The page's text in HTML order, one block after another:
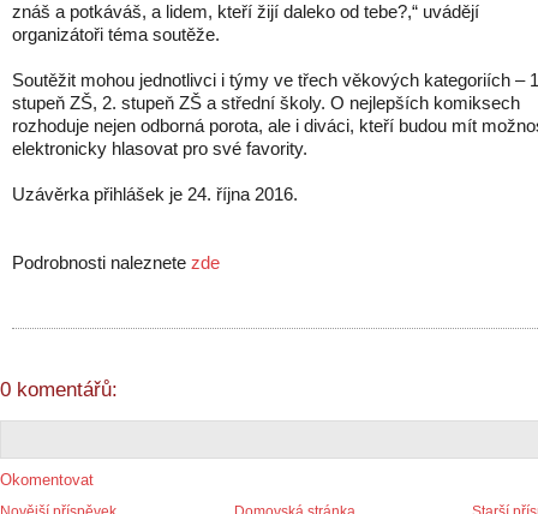
znáš a potkáváš, a lidem, kteří žijí daleko od tebe?,“ uvádějí
organizátoři téma soutěže.
Soutěžit mohou jednotlivci i týmy ve třech věkových kategoriích –
stupeň ZŠ, 2. stupeň ZŠ a střední školy. O nejlepších komiksech
rozhoduje nejen odborná porota, ale i diváci, kteří budou mít
elektronicky hlasovat pro své favority.
Uzávěrka přihlášek je 24. října 2016.
Podrobnosti naleznete zde
0 komentářů:
Okomentovat